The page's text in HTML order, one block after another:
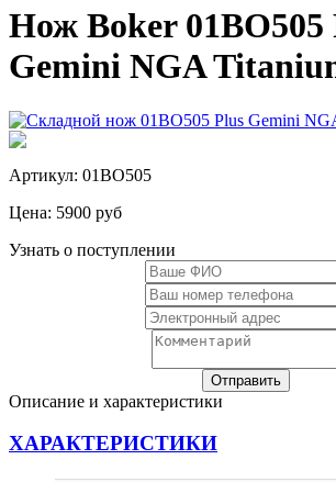
Нож Boker 01BO505
Gemini NGA
Артикул: 01BO505
Цена: 5900 руб
Узнать о поступлении
Описание и характеристики
ХАРАКТЕРИСТИКИ